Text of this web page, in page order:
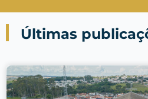
Últimas